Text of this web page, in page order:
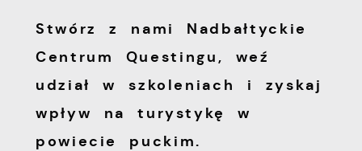
Stwórz z nami Nadbałtyckie
Centrum Questingu, weź
udział w szkoleniach i zyskaj
wpływ na turystykę w
powiecie puckim.